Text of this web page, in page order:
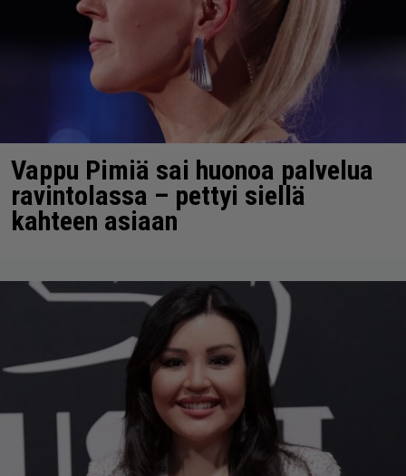
Vappu Pimiä sai huonoa palvelua
ravintolassa – pettyi siellä
kahteen asiaan